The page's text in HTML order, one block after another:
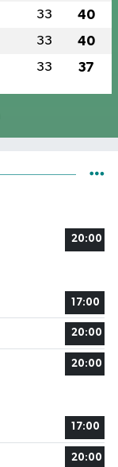
33 40
33 40
33 37
20:00
17:00
20:00
20:00
17:00
20:00